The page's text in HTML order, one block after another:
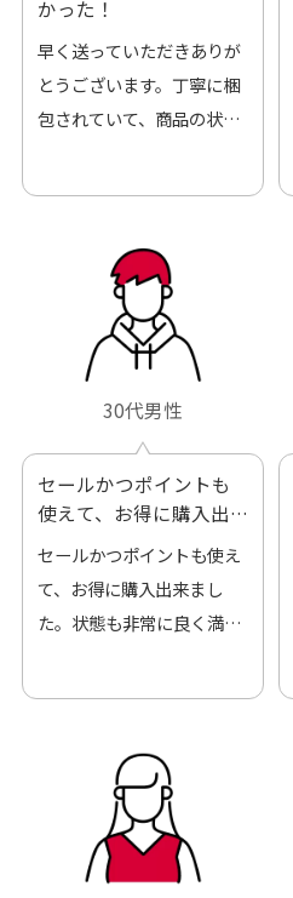
かった！
早く送っていただきありが
とうございます。丁寧に梱
包されていて、商品の状態
30代男性
セールかつポイントも
使えて、お得に購入出
来ました
セールかつポイントも使え
て、お得に購入出来まし
た。状態も非常に良く満足